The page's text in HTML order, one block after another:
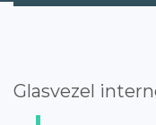
Glasvezel